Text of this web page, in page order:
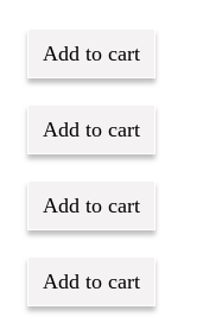
Add to cart
Add to cart
Add to cart
Add to cart